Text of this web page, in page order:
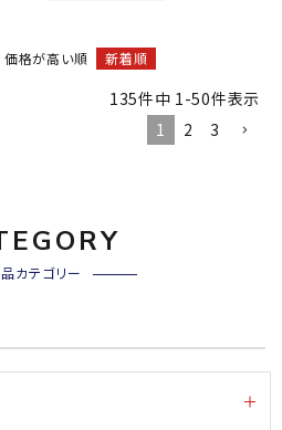
価格が高い順 新着順
135件中 1 -50件表示
1
2 3
カテゴリー